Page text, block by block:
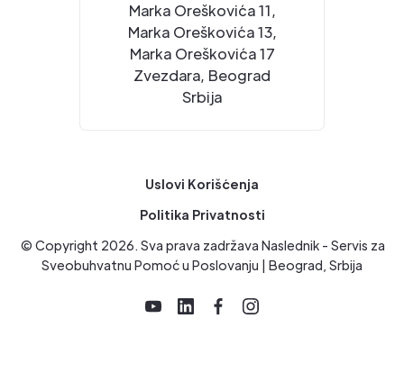
Marka Oreškovića 11,
Marka Oreškovića 13,
Marka Oreškovića 17
Zvezdara, Beograd
Srbija
Uslovi Korišćenja
Politika Privatnosti
© Copyright 2026. Sva prava zadržava Naslednik - Servis za
Sveobuhvatnu Pomoć u Poslovanju | Beograd, Srbija